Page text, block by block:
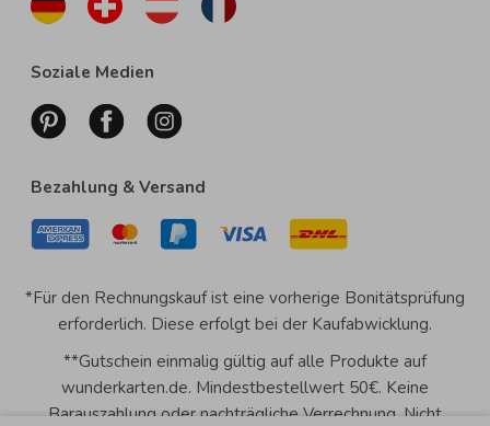
Soziale Medien
Bezahlung & Versand
*Für den Rechnungskauf ist eine vorherige Bonitätsprüfung
erforderlich. Diese erfolgt bei der Kaufabwicklung.
**Gutschein einmalig gültig auf alle Produkte auf
wunderkarten.de. Mindestbestellwert 50€. Keine
Barauszahlung oder nachträgliche Verrechnung. Nicht